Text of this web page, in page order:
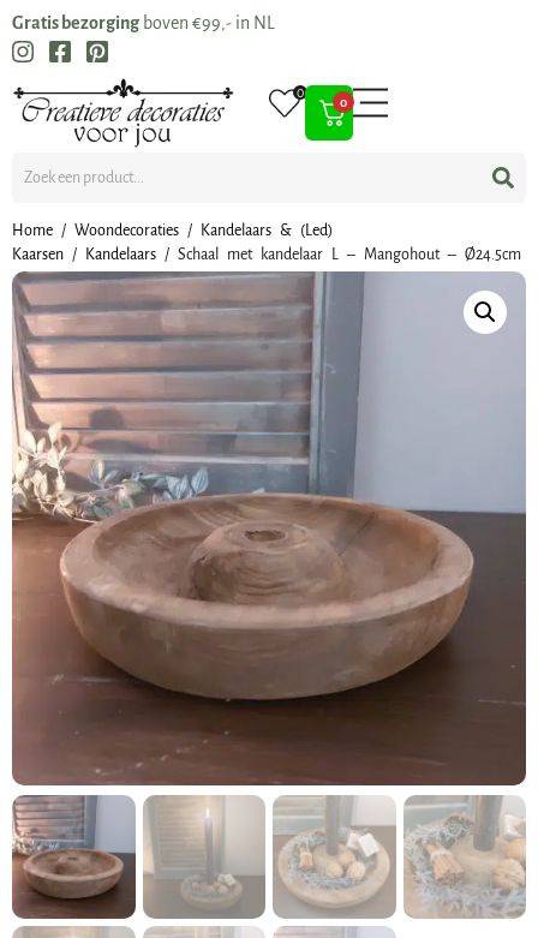
Gratis bezorging boven €99,- in NL
0
0
Home / Woondecoraties /
Kandelaars & (Led)
Kaarsen / Kandelaars / Schaal met kandelaar L – Mangohout – Ø24.5cm